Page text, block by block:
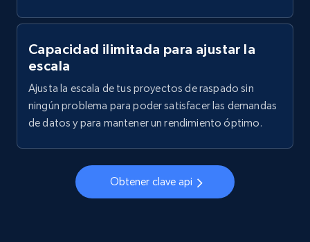
Capacidad ilimitada para ajustar la
escala
Ajusta la escala de tus proyectos de raspado sin
ningún problema para poder satisfacer las demandas
de datos y para mantener un rendimiento óptimo.
Obtener clave api